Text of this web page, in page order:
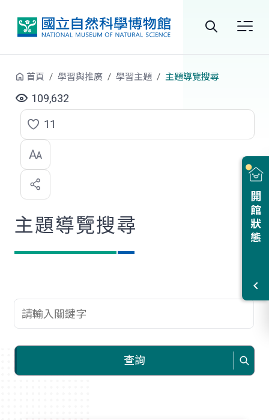
站
尋
開館狀態
首頁 學習與推廣 學習主題 主題導覽搜尋
109,632
點
選
喜
歡
11
主題導覽搜尋
查詢關鍵字
查詢